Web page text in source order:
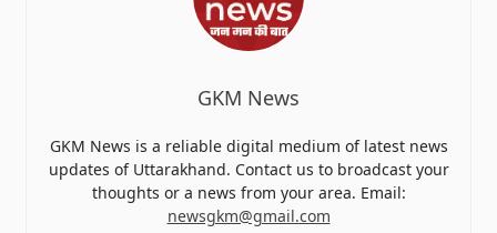
GKM News
GKM News is a reliable digital medium of latest news
updates of Uttarakhand. Contact us to broadcast your
thoughts or a news from your area. Email:
newsgkm@gmail.com